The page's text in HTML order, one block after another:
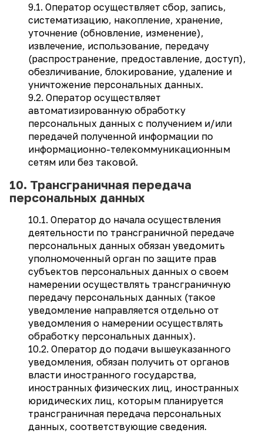
9.1. Оператор осуществляет сбор, запись,
систематизацию, накопление, хранение,
уточнение (обновление, изменение),
извлечение, использование, передачу
(распространение, предоставление, доступ),
обезличивание, блокирование, удаление и
уничтожение персональных данных.
9.2. Оператор осуществляет
автоматизированную обработку
персональных данных с получением и/или
передачей полученной информации по
информационно-телекоммуникационным
сетям или без таковой.
10. Трансграничная передача
персональных данных
10.1. Оператор до начала осуществления
деятельности по трансграничной передаче
персональных данных обязан уведомить
уполномоченный орган по защите прав
субъектов персональных данных о своем
намерении осуществлять трансграничную
передачу персональных данных (такое
уведомление направляется отдельно от
уведомления о намерении осуществлять
обработку персональных данных).
10.2. Оператор до подачи вышеуказанного
уведомления, обязан получить от органов
власти иностранного государства,
иностранных физических лиц, иностранных
юридических лиц, которым планируется
трансграничная передача персональных
данных, соответствующие сведения.